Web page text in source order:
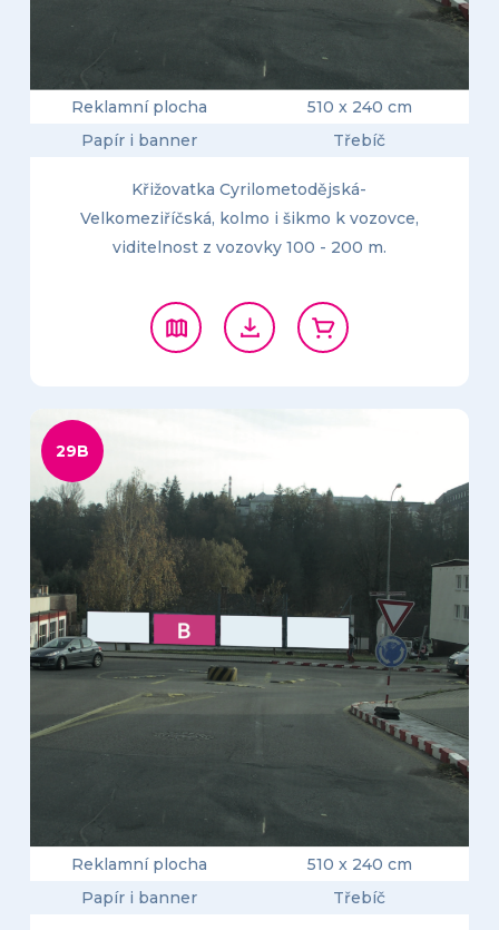
Reklamní plocha
510 x 240 cm
Papír i banner
Třebíč
Křižovatka Cyrilometodějská-
Velkomeziříčská, kolmo i šikmo k vozovce,
viditelnost z vozovky 100 - 200 m.
29B
Reklamní plocha
510 x 240 cm
Papír i banner
Třebíč